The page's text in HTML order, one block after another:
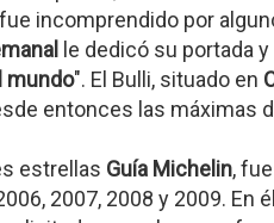
incomprendido por
le dedicó su portada
mundo". El Bulli, situado en
entonces las máximas
estrellas Guía Michelin,
2007, 2008 y 2009.